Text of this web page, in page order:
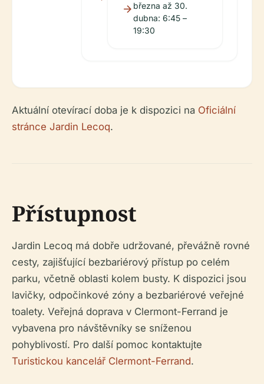
března až 30.
dubna: 6:45 –
19:30
Aktuální otevírací doba je k dispozici na Oficiální
stránce Jardin Lecoq.
Přístupnost
Jardin Lecoq má dobře udržované, převážně rovné
cesty, zajišťující bezbariérový přístup po celém
parku, včetně oblasti kolem busty. K dispozici jsou
lavičky, odpočinkové zóny a bezbariérové veřejné
toalety. Veřejná doprava v Clermont-Ferrand je
vybavena pro návštěvníky se sníženou
pohyblivostí. Pro další pomoc kontaktujte
Turistickou kancelář Clermont-Ferrand.